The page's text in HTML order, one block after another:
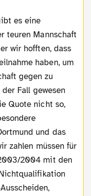
es eine
teuren Mannschaft
wir hofften, dass
haben, um
gegen zu
Fall gewesen
Quote nicht so,
und das
zahlen müssen für
2004 mit den